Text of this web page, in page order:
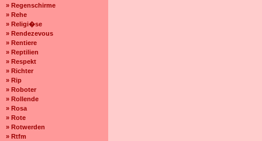
» Regenschirme
» Rehe
» Religi�se
» Rendezevous
» Rentiere
» Reptilien
» Respekt
» Richter
» Rip
» Roboter
» Rollende
» Rosa
» Rote
» Rotwerden
» Rtfm